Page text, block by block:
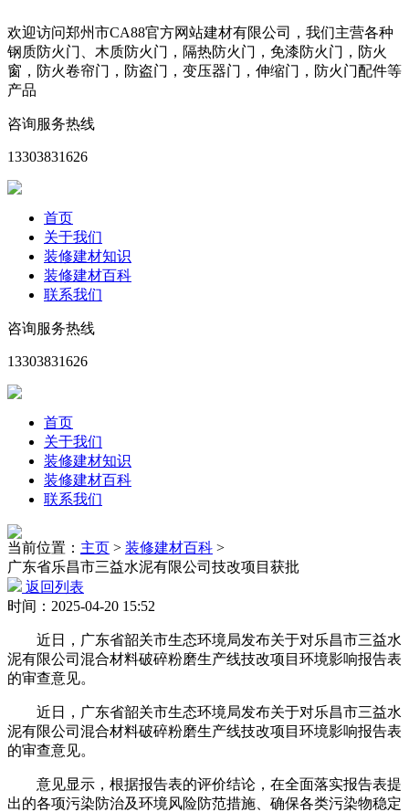
欢迎访问郑州市CA88官方网站建材有限公司，我们主营各种
钢质防火门、木质防火门，隔热防火门，免漆防火门，防火
窗，防火卷帘门，防盗门，变压器门，伸缩门，防火门配件等
产品
咨询服务热线
13303831626
首页
关于我们
装修建材知识
装修建材百科
联系我们
咨询服务热线
13303831626
首页
关于我们
装修建材知识
装修建材百科
联系我们
当前位置： 主页 > 装修建材百科 >
广东省乐昌市三益水泥有限公司技改项目获批
返回列表
时间：2025-04-20 15:52
近日，广东省韶关市生态环境局发布关于对乐昌市三益水
泥有限公司混合材料破碎粉磨生产线技改项目环境影响报告表
的审查意见。
近日，广东省韶关市生态环境局发布关于对乐昌市三益水
泥有限公司混合材料破碎粉磨生产线技改项目环境影响报告表
的审查意见。
意见显示，根据报告表的评价结论，在全面落实报告表提
出的各项污染防治及环境风险防范措施、确保各类污染物稳定